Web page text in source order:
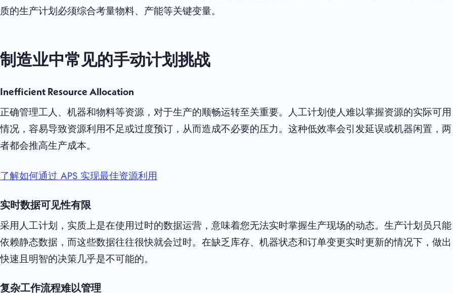
质的生产计划必须综合考量物料、产能等关键变量。
制造业中常见的手动计划挑战
Inefficient Resource Allocation
正确管理工人、机器和物料等资源，对于生产的顺畅运转至关重要。人工计划使人难以掌握资源的实际可用
情况，容易导致资源利用不足或过度预订，从而造成不必要的压力。这种低效率会引发延误或机器闲置，两
者都会推高生产成本。
了解如何通过 APS 实现最佳资源利用
实时数据可见性有限
采用人工计划，实质上是在使用过时的数据运营，意味着您无法实时掌握生产现场的动态。生产计划员只能
依赖静态数据，而这些数据往往很快就会过时。在缺乏库存、机器状态和订单变更实时更新的情况下，做出
快速且明智的决策几乎是不可能的。
复杂工作流程难以管理